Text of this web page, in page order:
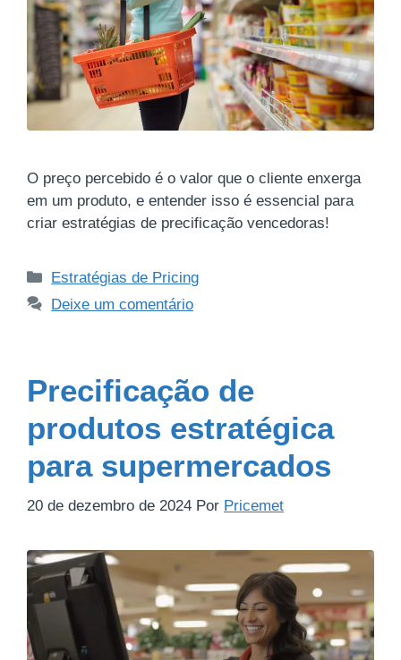
O preço percebido é o valor que o cliente enxerga
em um produto, e entender isso é essencial para
criar estratégias de precificação vencedoras!
Estratégias de Pricing
Deixe um comentário
Precificação de
produtos estratégica
para supermercados
20 de dezembro de 2024 Por Pricemet